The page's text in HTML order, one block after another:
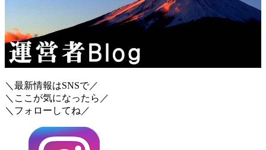
＼最新情報はSNSで／
＼ここが気になったら／
＼フォローしてね／